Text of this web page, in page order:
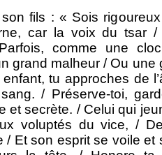
fils : « Sois
car la voix du tsar
comme une
grand malheur / Ou
tu approches de
/ Préserve-toi,
et secrète. / Celui qui
voluptés du vice, /
/ Et son esprit se voile et